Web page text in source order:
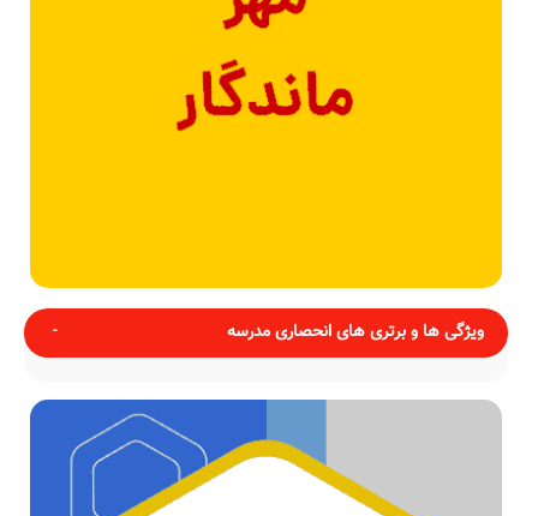
ویژگی ها و برتری های انحصاری مدرسه